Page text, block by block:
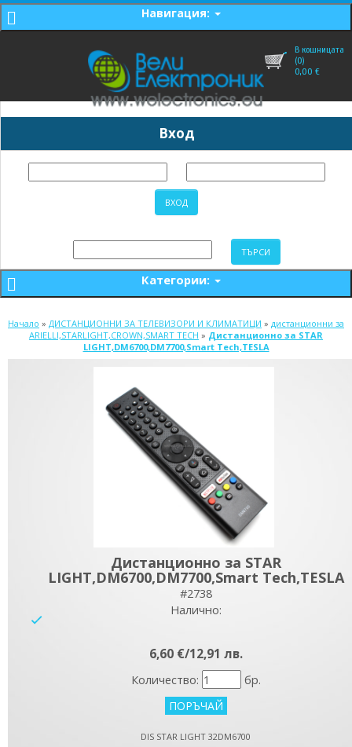
Навигация:
В кошницата
(0)
0,00 €
Вход
Категории:
Начало » ДИСТАНЦИОННИ ЗА ТЕЛЕВИЗОРИ И КЛИМАТИЦИ » дистанционни за
ARIELLI,STARLIGHT,CROWN,SMART TECH » Дистанционно за STAR
LIGHT,DM6700,DM7700,Smart Tech,TESLA
Дистанционно за STAR
LIGHT,DM6700,DM7700,Smart Tech,TESLA
#2738
Налично:
6,60 €/12,91 лв.
Количество: бр.
DIS STAR LIGHT 32DM6700